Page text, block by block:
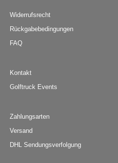
Widerrufsrecht
Rückgabebedingungen
FAQ
Kontakt
Golftruck Events
Zahlungsarten
Versand
DHL Sendungsverfolgung